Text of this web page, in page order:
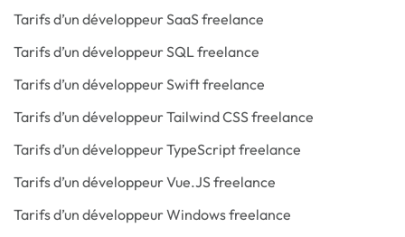
Tarifs d’un développeur SaaS freelance
Tarifs d’un développeur SQL freelance
Tarifs d’un développeur Swift freelance
Tarifs d’un développeur Tailwind CSS freelance
Tarifs d’un développeur TypeScript freelance
Tarifs d’un développeur Vue.JS freelance
Tarifs d’un développeur Windows freelance